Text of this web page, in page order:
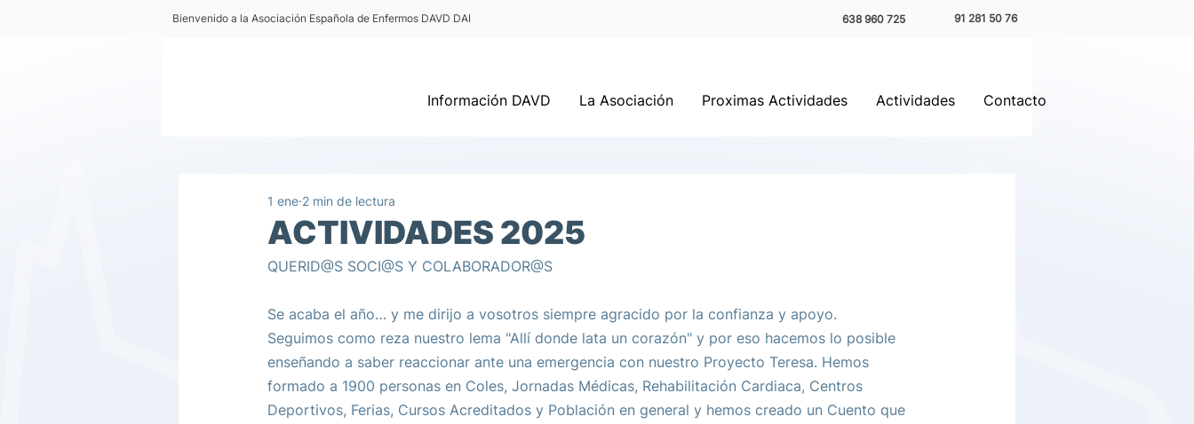
Bienvenido a la Asociación Española de Enfermos DAVD DAI 638 960 725 91 281 50 76
Información DAVD La Asociación Proximas Actividades Actividades Contacto
ACTIVIDADES 2025
1 ene 2 min de lectura
QUERID@S SOCI@S Y COLABORADOR@S
Se acaba el año… y me dirijo a vosotros siempre agracido por la confianza y apoyo.
Seguimos como reza nuestro lema "Allí donde lata un corazón" y por eso hacemos lo posible
enseñando a saber reaccionar ante una emergencia con nuestro Proyecto Teresa. Hemos
formado a 1900 personas en Coles, Jornadas Médicas, Rehabilitación Cardiaca, Centros
Deportivos, Ferias, Cursos Acreditados y Población en general y hemos creado un Cuento que